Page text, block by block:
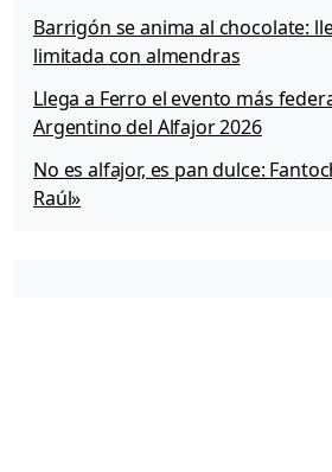
Barrigón se anima al chocolate:
limitada con almendras
Llega a Ferro el evento más
Argentino del Alfajor 2026
No es alfajor, es pan dulce:
Raúl»